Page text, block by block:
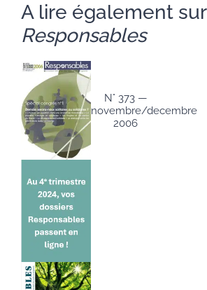
A lire également sur
Responsables
N° 373 —
novembre/decembre
2006